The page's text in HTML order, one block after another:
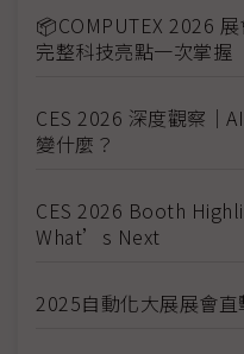
📦COMPUTEX 2026
完整科技亮點一次掌握
CES 2026 深度觀察｜
變什麼？
CES 2026 Booth
What’s Next
2025自動化大展展會直